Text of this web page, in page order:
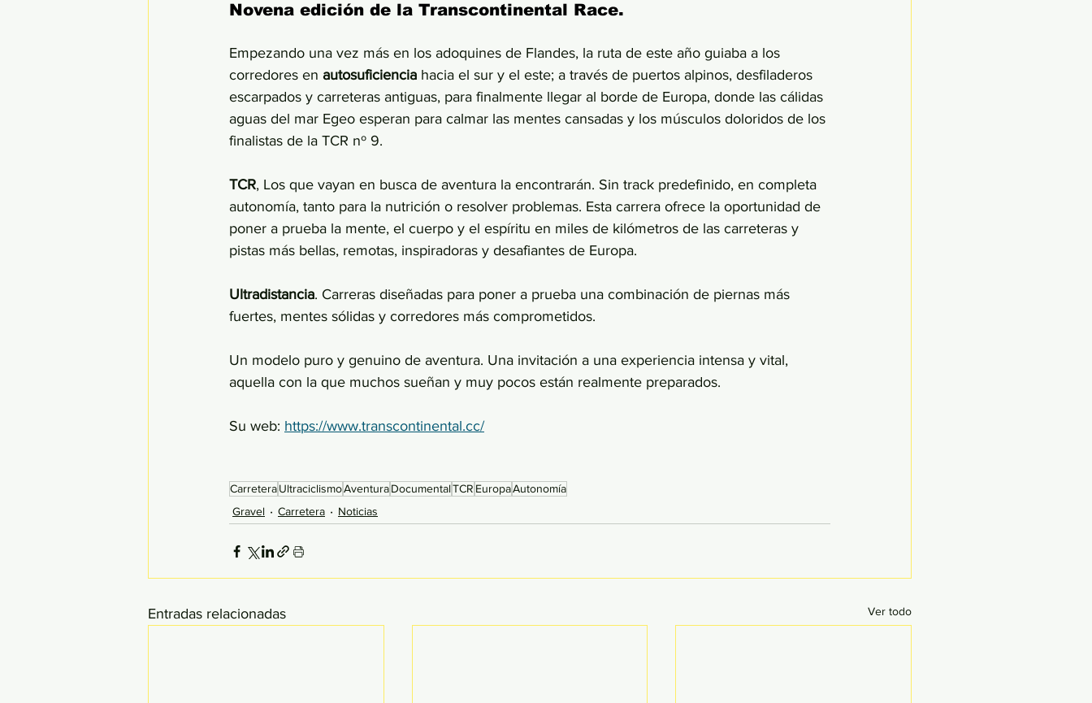
Novena edición de la Transcontinental Race.
Empezando una vez más en los adoquines de Flandes, la ruta de este año guiaba a los
corredores en autosuficiencia hacia el sur y el este; a través de puertos alpinos, desfiladeros
escarpados y carreteras antiguas, para finalmente llegar al borde de Europa, donde las cálidas
aguas del mar Egeo esperan para calmar las mentes cansadas y los músculos doloridos de los
finalistas de la TCR nº 9.
TCR, Los que vayan en busca de aventura la encontrarán. Sin track predefinido, en completa
autonomía, tanto para la nutrición o resolver problemas. Esta carrera ofrece la oportunidad de
poner a prueba la mente, el cuerpo y el espíritu en miles de kilómetros de las carreteras y
pistas más bellas, remotas, inspiradoras y desafiantes de Europa.
Ultradistancia. Carreras diseñadas para poner a prueba una combinación de piernas más
fuertes, mentes sólidas y corredores más comprometidos.
Un modelo puro y genuino de aventura. Una invitación a una experiencia intensa y vital,
aquella con la que muchos sueñan y muy pocos están realmente preparados.
Su web: https://www.transcontinental.cc/
CarreteraUltraciclismoAventuraDocumentalTCR EuropaAutonomía
Gravel
Carretera Noticias
Entradas relacionadas Ver todo